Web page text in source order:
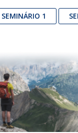
Development
|
SEMINÁRIO 1